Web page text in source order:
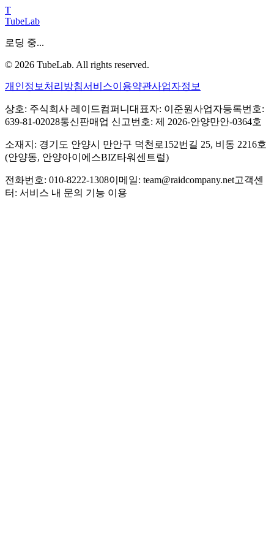
T
TubeLab
로딩 중...
© 2026 TubeLab. All rights reserved.
개인정보처리방침서비스이용약관사업자정보
상호: 주식회사 레이드컴퍼니 대표자: 이준원사업자등록번호:
639-81-02028통신판매업 신고번호: 제 2026-안양만안-0364호
소재지: 경기도 안양시 만안구 덕천로152번길 25, 비동 2216호
(안양동, 안양아이에스BIZ타워센트럴)
전화번호: 010-8222-1308이메일: team@raidcompany.net고객센
터: 서비스 내 문의 기능 이용